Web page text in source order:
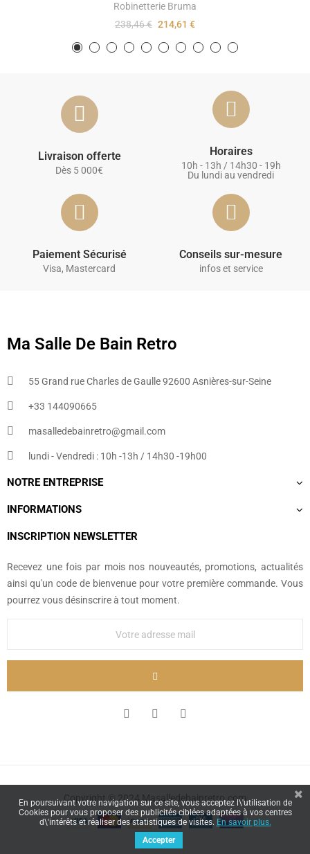
Robinetterie Bruma
238,46 € 214,61 €
Livraison offerte
Dès 5 000€
Horaires
10h - 13h / 14h30 - 19h
Du lundi au vendredi
Paiement Sécurisé
Visa, Mastercard
Conseils sur-mesure
infos et service
Ma Salle De Bain Retro
55 Grand rue Charles de Gaulle 92600 Asnières-sur-Seine
+33 144090665​
masalledebainretro@gmail.com
lundi - Vendredi : 10h -13h / 14h30 -19h00
NOTRE ENTREPRISE
INFORMATIONS
INSCRIPTION NEWSLETTER
Recevez une fois par mois nos nouveautés, promotions, actualités
ainsi qu'un code de bienvenue pour votre première commande. Vous
pourrez vous désinscrire à tout moment.
Copyright © 2024 Masalledebainretro.com
En poursuivant votre navigation sur ce site, vous acceptez l\'utilisation de
Cookies pour vous proposer des publicités ciblées adaptées à vos centres
d\'intérêts et réaliser des statistiques de visites. En savoir plus.
Accepter